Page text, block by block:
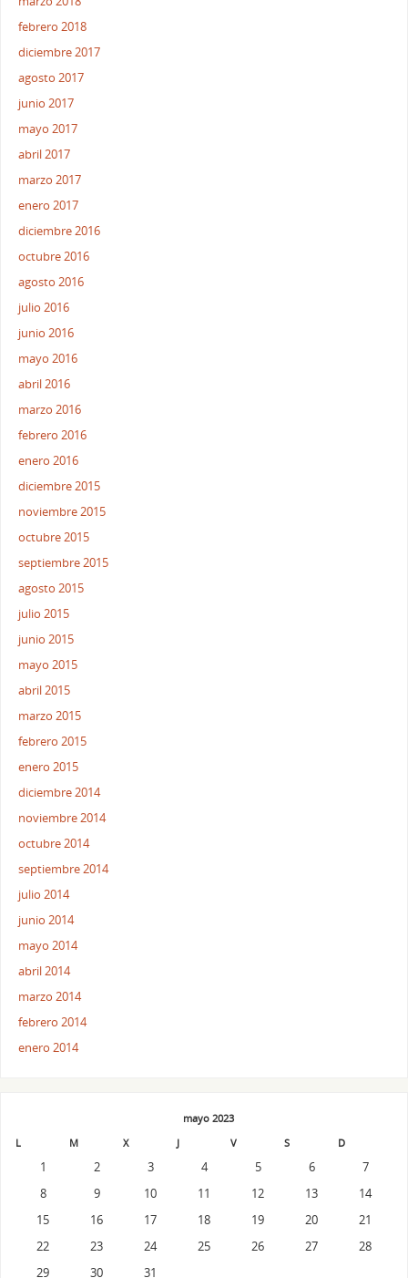
febrero 2018
diciembre 2017
agosto 2017
junio 2017
mayo 2017
abril 2017
marzo 2017
enero 2017
diciembre 2016
octubre 2016
agosto 2016
julio 2016
junio 2016
mayo 2016
abril 2016
marzo 2016
febrero 2016
enero 2016
diciembre 2015
noviembre 2015
octubre 2015
septiembre 2015
agosto 2015
julio 2015
junio 2015
mayo 2015
abril 2015
marzo 2015
febrero 2015
enero 2015
diciembre 2014
noviembre 2014
octubre 2014
septiembre 2014
julio 2014
junio 2014
mayo 2014
abril 2014
marzo 2014
febrero 2014
enero 2014
mayo 2023
L
M X J V S D
1 2 3 4 5 6
7
8
9 10 11 12 13
14
15
16 17 18 19 20
21
22
23 24 25 26 27
28
29
30 31